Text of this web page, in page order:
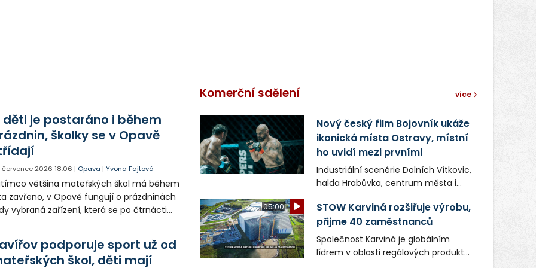
děti je postaráno i během
školky se v Opavě
července 2026 18:06 | Opava |Yvona Fajtová
většina mateřských škol má během
zavřeno, v Opavě fungují o prázdninách
vybraná zařízení, která se po čtrnácti
švech.
podporuje sport už od
škol, děti mají
Komerční sdělení více
Nový český film Bojovník ukáže
ikonická místa Ostravy, místní
ho uvidí mezi prvními
Industriální scenérie Dolních Vítkovic,
halda Hrabůvka, centrum města i
v novém filmu Bojovník, který vstoupí
do kin už 13. srpna. Režiséři Vojtěch
Frič a Tomáš Dianiška si
moravskoslezskou metropoli
nevybrali náhodou – její syrová
05:00
STOW Karviná rozšiřuje výrobu,
přijme 40 zaměstnanců
Společnost Karviná je globálním
lídrem v oblasti regálových produktů